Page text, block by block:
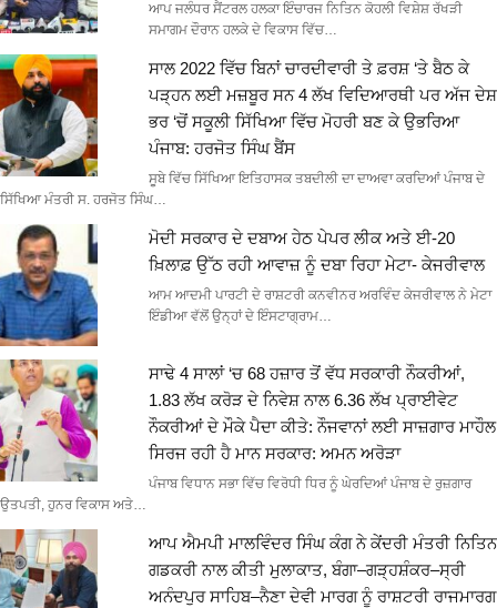
ਆਪ ਜਲੰਧਰ ਸੈਂਟਰਲ ਹਲਕਾ ਇੰਚਾਰਜ ਨਿਤਿਨ ਕੋਹਲੀ ਵਿਸ਼ੇਸ਼ ਰੱਖੜੀ
ਸਮਾਗਮ ਦੌਰਾਨ ਹਲਕੇ ਦੇ ਵਿਕਾਸ ਵਿੱਚ…
ਸਾਲ 2022 ਵਿੱਚ ਬਿਨਾਂ ਚਾਰਦੀਵਾਰੀ ਤੇ ਫ਼ਰਸ਼ ‘ਤੇ ਬੈਠ ਕੇ
ਪੜ੍ਹਨ ਲਈ ਮਜ਼ਬੂਰ ਸਨ 4 ਲੱਖ ਵਿਦਿਆਰਥੀ ਪਰ ਅੱਜ ਦੇਸ਼
ਭਰ ‘ਚੋਂ ਸਕੂਲੀ ਸਿੱਖਿਆ ਵਿੱਚ ਮੋਹਰੀ ਬਣ ਕੇ ਉਭਰਿਆ
ਪੰਜਾਬ: ਹਰਜੋਤ ਸਿੰਘ ਬੈਂਸ
ਸੂਬੇ ਵਿੱਚ ਸਿੱਖਿਆ ਇਤਿਹਾਸਕ ਤਬਦੀਲੀ ਦਾ ਦਾਅਵਾ ਕਰਦਿਆਂ ਪੰਜਾਬ ਦੇ
ਸਿੱਖਿਆ ਮੰਤਰੀ ਸ. ਹਰਜੋਤ ਸਿੰਘ…
ਮੋਦੀ ਸਰਕਾਰ ਦੇ ਦਬਾਅ ਹੇਠ ਪੇਪਰ ਲੀਕ ਅਤੇ ਈ-20
ਖ਼ਿਲਾਫ਼ ਉੱਠ ਰਹੀ ਆਵਾਜ਼ ਨੂੰ ਦਬਾ ਰਿਹਾ ਮੇਟਾ- ਕੇਜਰੀਵਾਲ
ਆਮ ਆਦਮੀ ਪਾਰਟੀ ਦੇ ਰਾਸ਼ਟਰੀ ਕਨਵੀਨਰ ਅਰਵਿੰਦ ਕੇਜਰੀਵਾਲ ਨੇ ਮੇਟਾ
ਇੰਡੀਆ ਵੱਲੋਂ ਉਨ੍ਹਾਂ ਦੇ ਇੰਸਟਾਗ੍ਰਾਮ…
ਸਾਢੇ 4 ਸਾਲਾਂ ‘ਚ 68 ਹਜ਼ਾਰ ਤੋਂ ਵੱਧ ਸਰਕਾਰੀ ਨੌਕਰੀਆਂ,
1.83 ਲੱਖ ਕਰੋੜ ਦੇ ਨਿਵੇਸ਼ ਨਾਲ 6.36 ਲੱਖ ਪ੍ਰਾਈਵੇਟ
ਨੌਕਰੀਆਂ ਦੇ ਮੌਕੇ ਪੈਦਾ ਕੀਤੇ: ਨੌਜਵਾਨਾਂ ਲਈ ਸਾਜ਼ਗਾਰ ਮਾਹੌਲ
ਸਿਰਜ ਰਹੀ ਹੈ ਮਾਨ ਸਰਕਾਰ: ਅਮਨ ਅਰੋੜਾ
ਪੰਜਾਬ ਵਿਧਾਨ ਸਭਾ ਵਿੱਚ ਵਿਰੋਧੀ ਧਿਰ ਨੂੰ ਘੇਰਦਿਆਂ ਪੰਜਾਬ ਦੇ ਰੁਜ਼ਗਾਰ
ਉਤਪਤੀ, ਹੁਨਰ ਵਿਕਾਸ ਅਤੇ…
ਆਪ ਐਮਪੀ ਮਾਲਵਿੰਦਰ ਸਿੰਘ ਕੰਗ ਨੇ ਕੇਂਦਰੀ ਮੰਤਰੀ ਨਿਤਿਨ
ਗਡਕਰੀ ਨਾਲ ਕੀਤੀ ਮੁਲਾਕਾਤ, ਬੰਗਾ–ਗੜ੍ਹਸ਼ੰਕਰ–ਸ੍ਰੀ
ਅਨੰਦਪੁਰ ਸਾਹਿਬ–ਨੈਣਾ ਦੇਵੀ ਮਾਰਗ ਨੂੰ ਰਾਸ਼ਟਰੀ ਰਾਜਮਾਰਗ